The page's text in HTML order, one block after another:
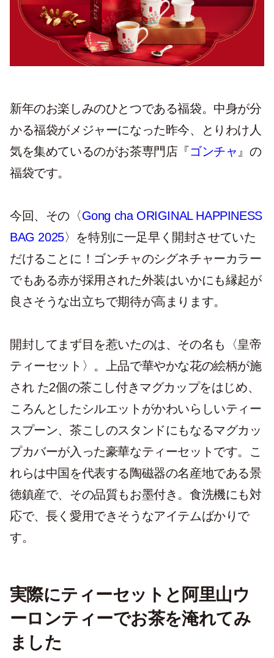
新年のお楽しみのひとつである福袋。中身が分
かる福袋がメジャーになった昨今、とりわけ人
気を集めているのがお茶専門店『ゴンチャ』の
福袋です。
今回、その〈Gong cha ORIGINAL HAPPINESS
BAG 2025〉を特別に一足早く開封させていた
だけることに！ゴンチャのシグネチャーカラー
でもある赤が採用された外装はいかにも縁起が
良さそうな出立ちで期待が高まります。
開封してまず目を惹いたのは、その名も〈皇帝
ティーセット〉。上品で華やかな花の絵柄が施
され た2個の茶こし付きマグカップをはじめ、
ころんとしたシルエットがかわいらしいティー
スプーン、茶こしのスタンドにもなるマグカッ
プカバーが入った豪華なティーセットです。こ
れらは中国を代表する陶磁器の名産地である景
徳鎮産で、その品質もお墨付き。食洗機にも対
応で、長く愛用できそうなアイテムばかりで
す。
実際にティーセットと阿里山ウ
ーロンティーでお茶を淹れてみ
ました